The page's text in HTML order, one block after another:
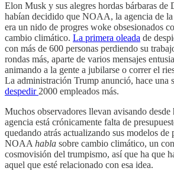
Elon Musk y sus alegres hordas bárbaras de
habían decidido que NOAA, la agencia de
era un nido de progres woke obsesionados
cambio climático. La primera oleada de
con más de 600 personas perdiendo su
rondas más, aparte de varios mensajes
animando a la gente a jubilarse o correr el
La administración Trump anunció, hace una
despedir 2000 empleados más.
Muchos observadores llevan avisando desde
agencia está crónicamente falta de
quedando atrás actualizando sus modelos
NOAA habla sobre cambio climático, un
cosmovisión del trumpismo, así que ha que
aquel que esté relacionado con esa idea.